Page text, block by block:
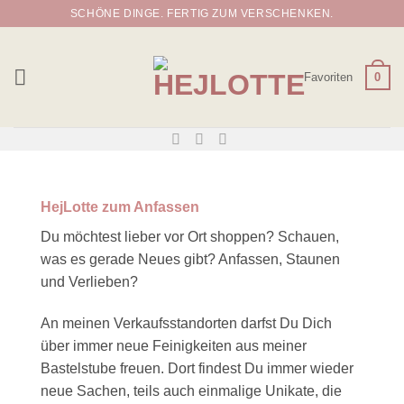
SCHÖNE DINGE. FERTIG ZUM VERSCHENKEN.
Favoriten 0
HejLotte zum Anfassen
Du möchtest lieber vor Ort shoppen? Schauen,
was es gerade Neues gibt? Anfassen, Staunen
und Verlieben?
An meinen Verkaufsstandorten darfst Du Dich
über immer neue Feinigkeiten aus meiner
Bastelstube freuen. Dort findest Du immer wieder
neue Sachen, teils auch einmalige Unikate, die